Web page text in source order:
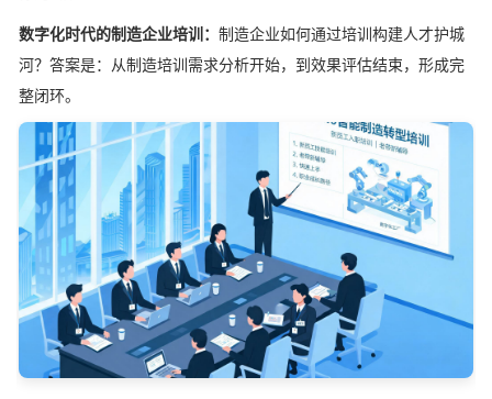
数字化时代的制造企业培训： 制造企业如何通过培训构建人才护城
河？答案是：从制造培训需求分析开始，到效果评估结束，形成完
整闭环。